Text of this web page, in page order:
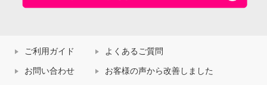
ご利用ガイド よくあるご質問
お問い合わせ お客様の声から改善しました